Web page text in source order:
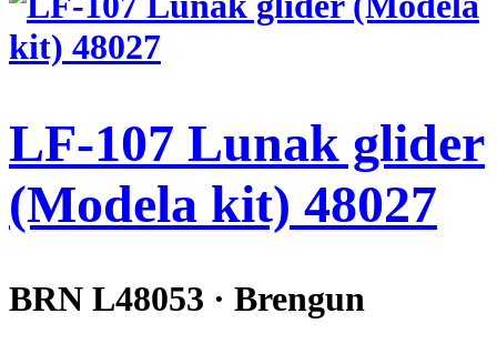
LF-107 Lunak glider
(Modela kit) 48027
BRN L48053 · Brengun